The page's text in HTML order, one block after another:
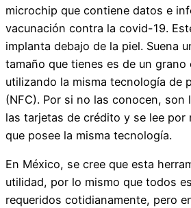
microchip que contiene datos e
vacunación contra la covid-19.
implanta debajo de la piel. Suena
tamaño que tienes es de un grano
utilizando la misma tecnología de
(NFC). Por si no las conocen, son
las tarjetas de crédito y se lee por
que posee la misma tecnología.
En México, se cree que esta
utilidad, por lo mismo que todos
requeridos cotidianamente, pero